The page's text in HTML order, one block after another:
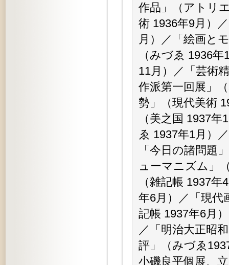
作品」（アトリ
術 1936年9月）
月）／「絵画と
（みづゑ 1936
11月）／「芸術
作派第一回展」
勢」（現代美術
（美之国 1937
ゑ 1937年1月）
「今日の諸問題
ューマニズム」
（雑記帳 1937
年6月）／「現
記帳 1937年6月
／「明治大正昭
評」（みづゑ
小磯良平個展、